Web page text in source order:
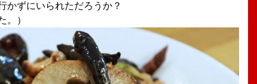
かずにいられただろうか？
。）